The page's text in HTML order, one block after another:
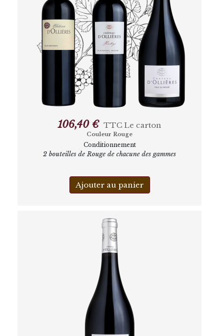
106,40 € TTC Le carton
Couleur Rouge
Conditionnement
2 bouteilles de Rouge de chacune des gammes
Ajouter au panier